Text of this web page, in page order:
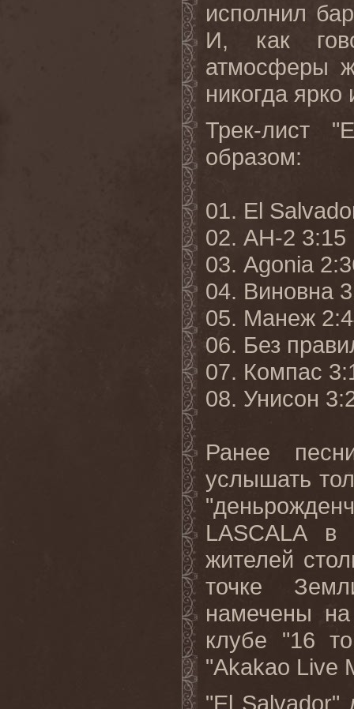
исполнил
И, как
атмосферы
никогда ярко
Трек-лист
образом:
01. El
02. АН-2 3:15
03. Agonia
04. Виновна
05. Манеж
06. Без
07. Компас
08. Унисон
Ранее
услышать
LASCALA в
жителей
точке
намечены
клубе "16
"Akakao Live
"El Salvador"